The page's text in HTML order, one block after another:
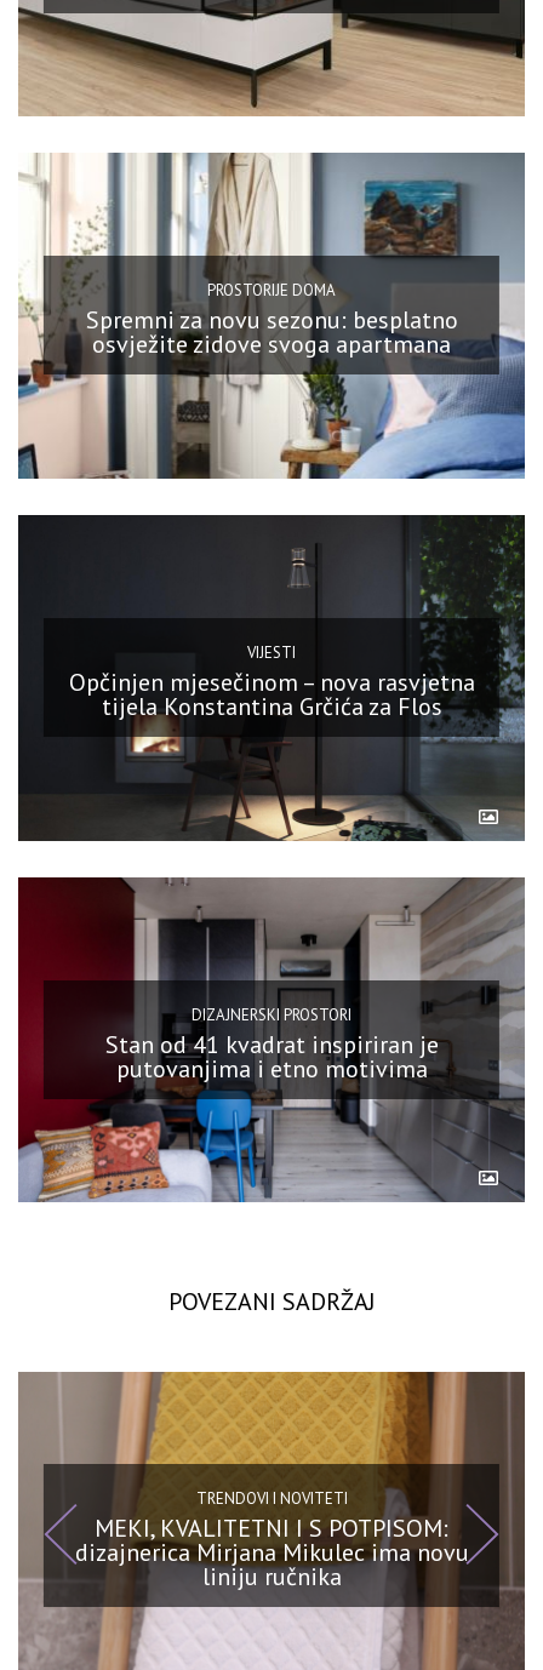
PROSTORIJE DOMA
Spremni za novu sezonu: besplatno
osvježite zidove svoga apartmana
VIJESTI
Opčinjen mjesečinom – nova rasvjetna
tijela Konstantina Grčića za Flos
DIZAJNERSKI PROSTORI
Stan od 41 kvadrat inspiriran je
putovanjima i etno motivima
POVEZANI SADRŽAJ
TRENDOVI I NOVITETI
MEKI, KVALITETNI I S POTPISOM:
dizajnerica Mirjana Mikulec ima novu
liniju ručnika